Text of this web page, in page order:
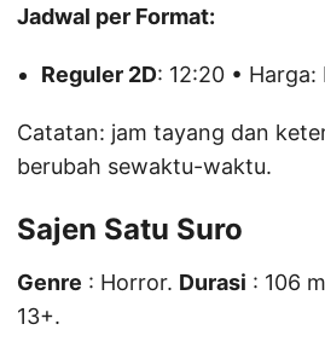
Jadwal per Format:
Reguler 2D: 12:20 •
Catatan: jam tayang dan
berubah sewaktu-waktu.
Sajen Satu Suro
Genre : Horror. Durasi : 106
13+.